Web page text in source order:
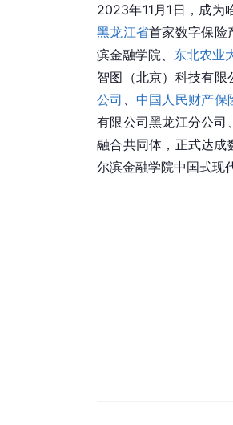
2023年11月1日，成为
黑龙江省首家数字保险
滨金融学院、 东北农业
智图（北京）科技有
公司
中国人民财产保
有限公司黑龙江分公司
融合共同体，正式达成
尔滨金融学院中国式现